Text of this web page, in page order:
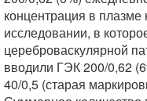
концентрация в
исследовании, в
цереброваскулярной
вводили ГЭК 200/0,62
40/0,5 (старая